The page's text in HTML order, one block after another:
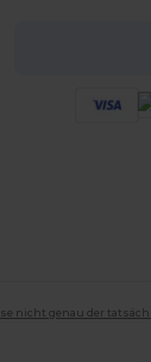
nicht genau der